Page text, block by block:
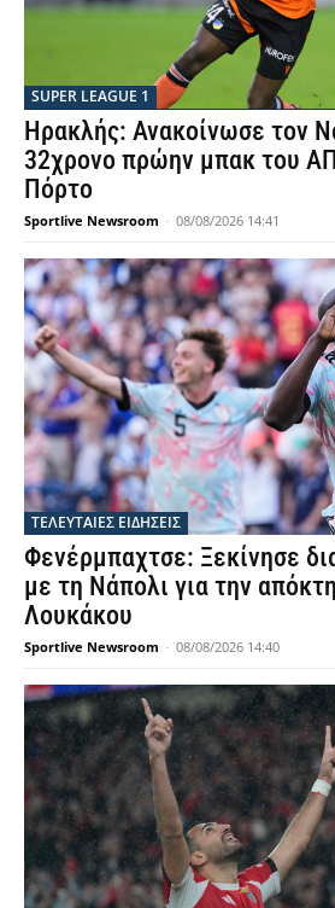
SUPER LEAGUE 1
Ηρακλής: Ανακοίνωσε τον
32χρονο πρώην μπακ του
Πόρτο
Sportlive Newsroom - 08/08/2026 14:41
ΤΕΛΕΥΤΑΙΕΣ ΕΙΔΗΣΕΙΣ
Φενέρμπαχτσε: Ξεκίνησε
με τη Νάπολι για την
Λουκάκου
Sportlive Newsroom - 08/08/2026 14:40